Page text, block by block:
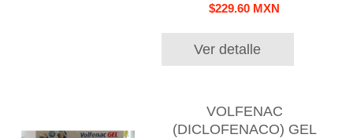
$229.60 MXN
Ver detalle
VOLFENAC
(DICLOFENACO) GEL